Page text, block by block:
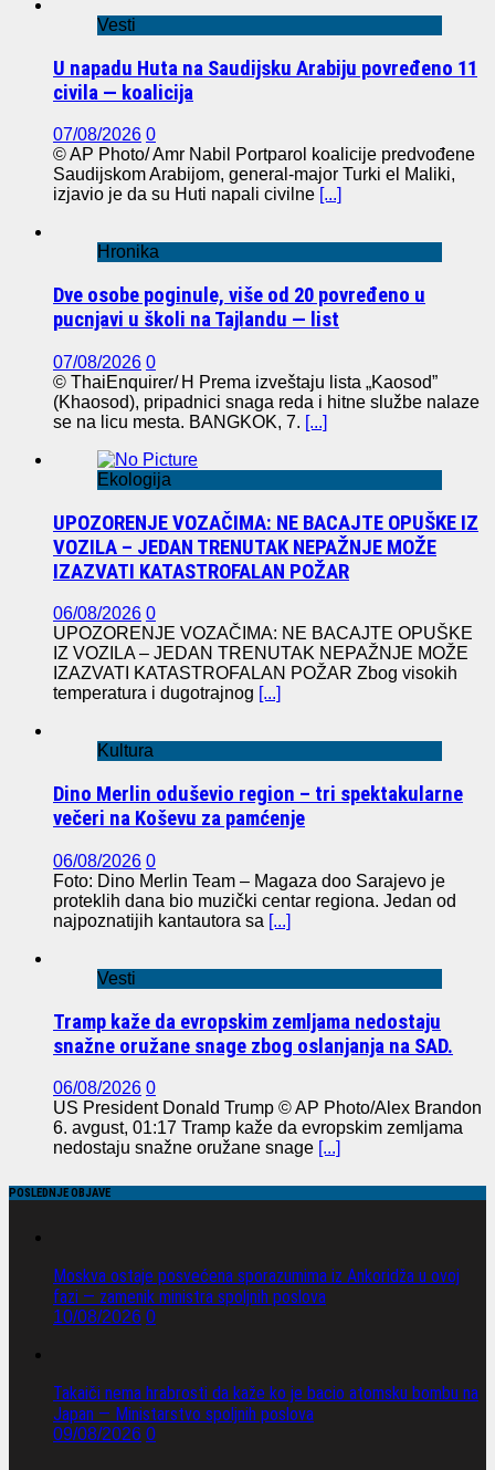
Vesti
U napadu Huta na Saudijsku Arabiju povređeno 11
civila — koalicija
07/08/2026 0
© AP Photo/ Amr Nabil Portparol koalicije predvođene
Saudijskom Arabijom, general-major Turki el Maliki,
izjavio je da su Huti napali civilne [...]
Hronika
Dve osobe poginule, više od 20 povređeno u
pucnjavi u školi na Tajlandu — list
07/08/2026 0
© ThaiEnquirer/ H Prema izveštaju lista „Kaosod”
(Khaosod), pripadnici snaga reda i hitne službe nalaze
se na licu mesta. BANGKOK, 7. [...]
Ekologija
UPOZORENJE VOZAČIMA: NE BACAJTE OPUŠKE IZ
VOZILA – JEDAN TRENUTAK NEPAŽNJE MOŽE
IZAZVATI KATASTROFALAN POŽAR
06/08/2026 0
UPOZORENJE VOZAČIMA: NE BACAJTE OPUŠKE
IZ VOZILA – JEDAN TRENUTAK NEPAŽNJE MOŽE
IZAZVATI KATASTROFALAN POŽAR Zbog visokih
temperatura i dugotrajnog [...]
Kultura
Dino Merlin oduševio region – tri spektakularne
večeri na Koševu za pamćenje
06/08/2026 0
Foto: Dino Merlin Team – Magaza doo Sarajevo je
proteklih dana bio muzički centar regiona. Jedan od
najpoznatijih kantautora sa [...]
Vesti
Tramp kaže da evropskim zemljama nedostaju
snažne oružane snage zbog oslanjanja na SAD.
06/08/2026 0
US President Donald Trump © AP Photo/Alex Brandon
6. avgust, 01:17 Tramp kaže da evropskim zemljama
nedostaju snažne oružane snage [...]
POSLEDNJE OBJAVE
Moskva ostaje posvećena sporazumima iz Ankoridža u ovoj
fazi — zamenik ministra spoljnih poslova
10/08/2026 0
Takaiči nema hrabrosti da kaže ko je bacio atomsku bombu na
Japan — Ministarstvo spoljnih poslova
09/08/2026 0